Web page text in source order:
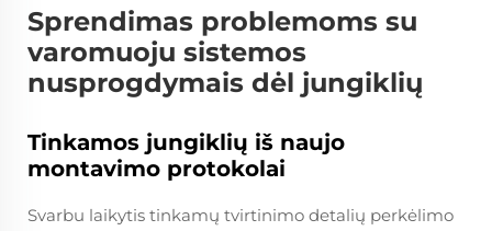
Sprendimas problemoms su
varomuoju sistemos
nusprogdymais dėl jungiklių
Tinkamos jungiklių iš naujo
montavimo protokolai
Svarbu laikytis tinkamų tvirtinimo detalių perkėlimo